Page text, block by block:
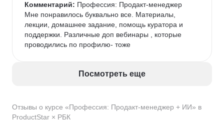
Отзывы о курсе «Профессия: Продакт-менеджер + ИИ» в
ProductStar × РБК
постановке целей и улучшить процессы.
Полезен тем, кто уже имеет минимум практики в
продукте и хочет получить рабочие шаблоны и
инструменты для масштабирования команды.
Комментарий: Профессия: Продакт-менеджер
Мне понравилось буквально все. Материалы,
лекции, домашнее задание, помощь куратора и
поддержки. Различные доп вебинары , которые
проводились по профилю- тоже
Посмотреть еще